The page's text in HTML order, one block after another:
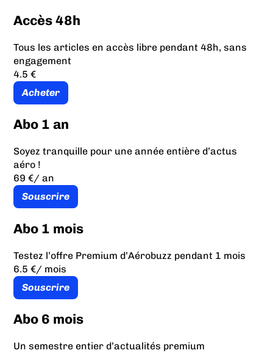
Accès 48h
Tous les articles en accès libre pendant 48h, sans
engagement
4.5 €
Acheter
Abo 1 an
Soyez tranquille pour une année entière d’actus
aéro !
69 €/ an
Souscrire
Abo 1 mois
Testez l’offre Premium d’Aérobuzz pendant 1 mois
6.5 €/ mois
Souscrire
Abo 6 mois
Un semestre entier d’actualités premium